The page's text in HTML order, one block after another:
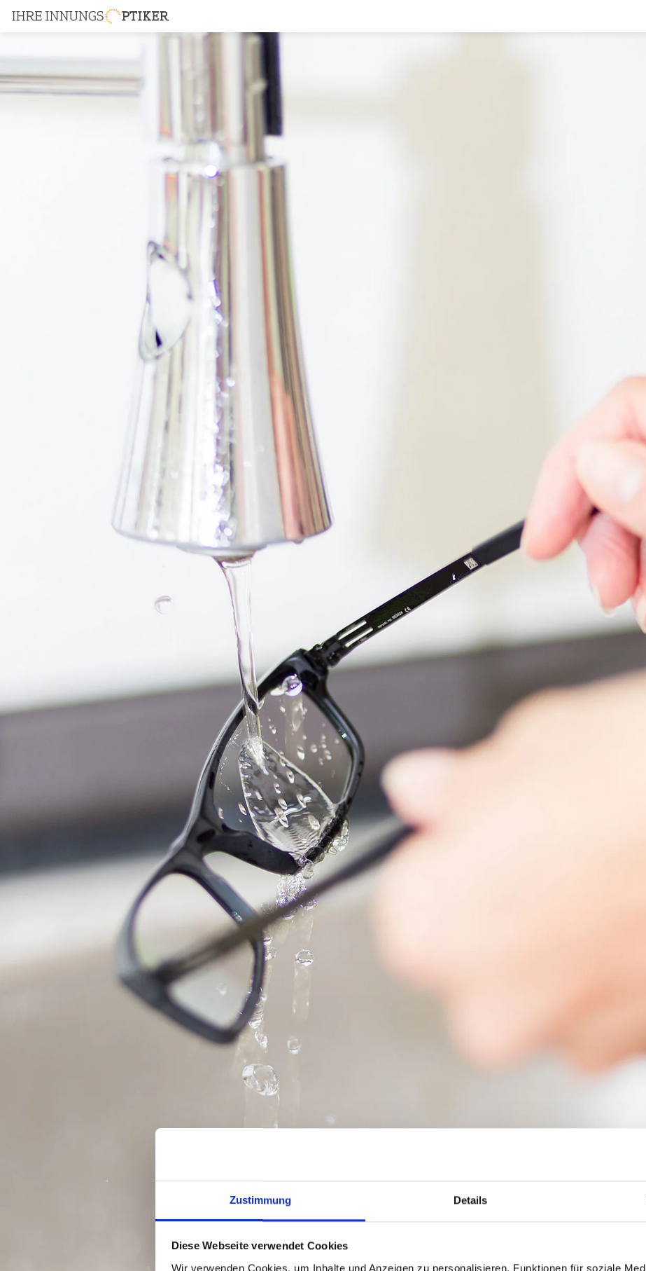
Zustimmung Details
Diese Webseite verwendet Cookies
Wir verwenden Cookies, um Inhalte und Anzeigen zu personalisieren, Funktionen für soziale